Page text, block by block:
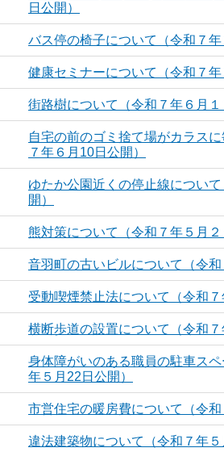
日公開）
バス停の椅子について（令和７年
健康セミナーについて（令和７年
街路樹について（令和７年６月１
自宅の前のゴミ捨て場がカラス
７年６月10日公開）
ゆたか公園近くの停止線につい
開）
熊対策について（令和７年５月２
音羽町の古いビルについて（令和
受動喫煙禁止法について（令和７
横断歩道の設置について（令和７
身体障がいのある職員の駐車ス
年５月22日公開）
市営住宅の暖房費について（令和
違法建築物について（令和７年５